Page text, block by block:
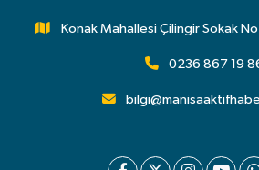
Konak Mahallesi Çilingir Sokak
0236 867 19